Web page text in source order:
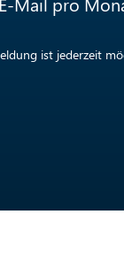
ist jederzeit